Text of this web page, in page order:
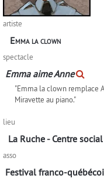
artiste
Emma la clown
spectacle
Emma aime Anne
"Emma la clown remplace
Miravette au piano."
lieu
La Ruche - Centre
asso
Festival franco-